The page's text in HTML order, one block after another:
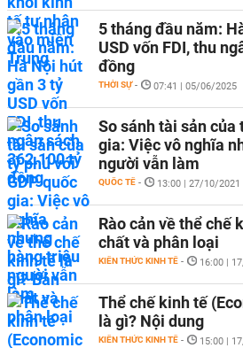
5 tháng đầu năm:
USD vốn FDI, thu
đồng
THỜI SỰ - 07:41 | 05/06/2025
So sánh tài sản của
gia: Việc vô nghĩa
người vẫn làm
QUỐC TẾ - 13:00 | 27/10/2021
Rào cản về thể chế
chất và phân loại
KIẾN THỨC KINH TẾ - 16:00 |
Thể chế kinh tế
là gì? Nội dung
KIẾN THỨC KINH TẾ - 15:00 |